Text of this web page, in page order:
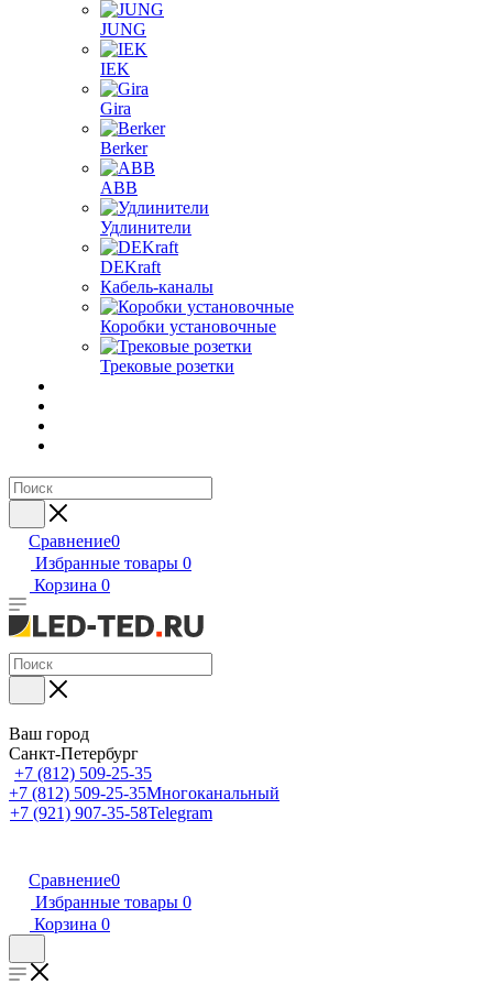
JUNG
IEK
Gira
Berker
ABB
Удлинители
DEKraft
Кабель-каналы
Коробки установочные
Трековые розетки
Сравнение0
Избранные товары 0
Корзина 0
Ваш город
Санкт-Петербург
+7 (812) 509-25-35
+7 (812) 509-25-35Многоканальный
+7 (921) 907-35-58Telegram
Сравнение0
Избранные товары 0
Корзина 0